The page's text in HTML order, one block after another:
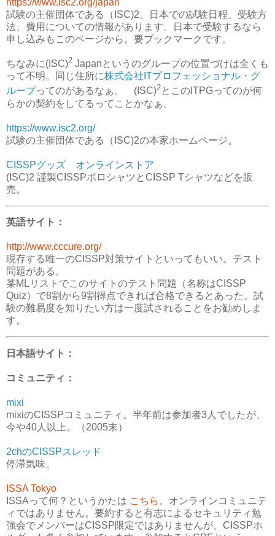
https://www.isc2.org/japan
試験の主催団体である（ISC)2。日本での試験日程、受験方
法、費用についての情報があります。日本で受験するなら
申し込みもこのページから。要ブックマークです。
ちなみに(ISC)2 Japanというのグループの位置づけは全くも
って不明。同じ住所に株式会社ITプロフェッショナル・グ
ループってのがあるなぁ。 (ISC)2 とこのITPGってのが何
らかの契約をしてるってことかなぁ。
https://www.isc2.org/
試験の主催団体である（ISC)2の本家ホームページ。
CISSPグッズ オンラインストア
(ISC)2 謹製CISSPポロシャツとCISSP Tシャツなどを販
売。
英語サイト：
http://www.cccure.org/
現存する唯一のCISSP対策サイトといってもいい。テスト
問題がある。
某MLリストでこのサイトのテスト問題（名称はCISSP
Quiz）で8割から9割得点できれば合格できるとあった。試
験の難易度を知りたい方は一度試されることをお勧めしま
す。
日本語サイト：
コミュニティ：
mixi
mixiのCISSPコミュニティ。半年前は参加者3人でしたが、
今や40人以上。（2005末）
2chのCISSPスレッド
停滞気味。
ISSA Tokyo
ISSAって何？というかたは こちら 。オンラインコミュニテ
ィではありません。要約すると有志によるセキュリティ勉
強会でメンバーはCISSP限定ではありませんが、CISSPホ